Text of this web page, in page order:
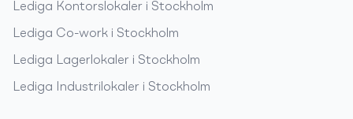
Lediga Kontorslokaler i Stockholm
Lediga Co-work i Stockholm
Lediga Lagerlokaler i Stockholm
Lediga Industrilokaler i Stockholm